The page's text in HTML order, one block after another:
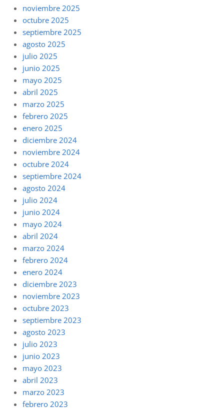
noviembre 2025
octubre 2025
septiembre 2025
agosto 2025
julio 2025
junio 2025
mayo 2025
abril 2025
marzo 2025
febrero 2025
enero 2025
diciembre 2024
noviembre 2024
octubre 2024
septiembre 2024
agosto 2024
julio 2024
junio 2024
mayo 2024
abril 2024
marzo 2024
febrero 2024
enero 2024
diciembre 2023
noviembre 2023
octubre 2023
septiembre 2023
agosto 2023
julio 2023
junio 2023
mayo 2023
abril 2023
marzo 2023
febrero 2023